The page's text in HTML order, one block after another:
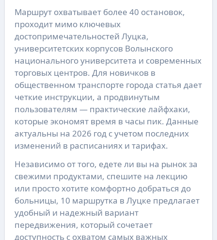
Маршрут охватывает более 40 остановок,
проходит мимо ключевых
достопримечательностей Луцка,
университетских корпусов Волынского
национального университета и современных
торговых центров. Для новичков в
общественном транспорте города статья дает
четкие инструкции, а продвинутым
пользователям — практические лайфхаки,
которые экономят время в часы пик. Данные
актуальны на 2026 год с учетом последних
изменений в расписаниях и тарифах.
Независимо от того, едете ли вы на рынок за
свежими продуктами, спешите на лекцию
или просто хотите комфортно добраться до
больницы, 10 маршрутка в Луцке предлагает
удобный и надежный вариант
передвижения, который сочетает
доступность с охватом самых важных